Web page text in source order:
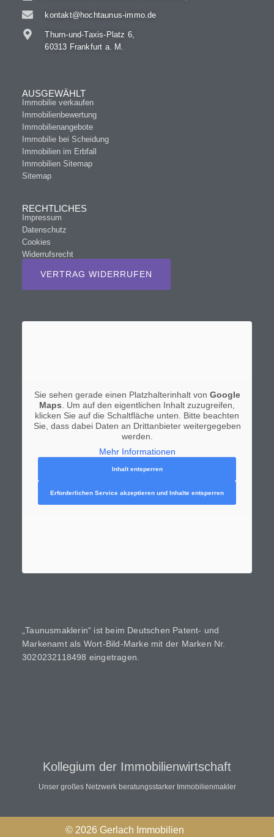
kontakt@hochtaunus-immo.de
Thurn-und-Taxis-Platz 6,
60313 Frankfurt a. M.
AUSGEWÄHLT
Immobilie verkaufen
Immobilienbewertung
Immobilienangebote
Immobilie bei Scheidung
Immobilien im Erbfall
Immobilien Sitemap
Sitemap
RECHTLICHES
Impressum
Datenschutz
Cookies
Widerrufsrecht
VERTRAG WIDERRUFEN
Sie sehen gerade einen Platzhalterinhalt von Google
Maps . Um auf den eigentlichen Inhalt zuzugreifen,
klicken Sie auf die Schaltfläche unten. Bitte beachten
Sie, dass dabei Daten an Drittanbieter weitergegeben
werden.
Mehr Informationen
Inhalt entsperren
Erforderlichen Service akzeptieren und Inhalte entsperren
„Taunusmaklerin“ ist beim Deutschen Patent- und
Markenamt als Wort-Bild-Marke mit der Marken Nr.
3020232118498 eingetragen.
Kollegium der Immobilienwirtschaft
Unser großes Netzwerk beratungsstarker Immobilienmakler
© 2026 Gerlach Immobilien